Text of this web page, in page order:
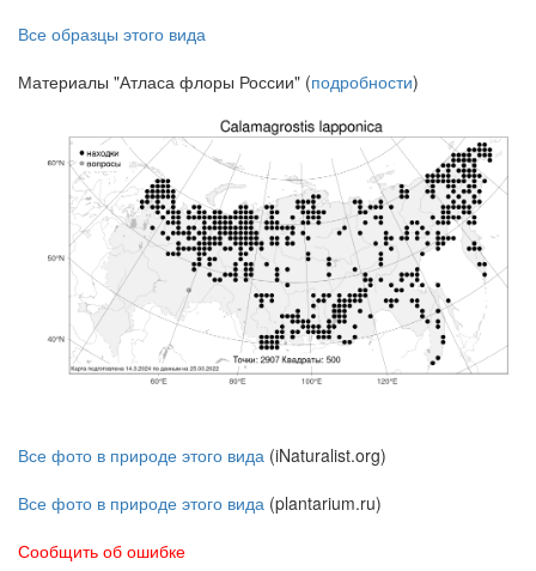
Все образцы этого вида
Материалы "Атласа флоры России" (подробности)
Все фото в природе этого вида (iNaturalist.org)
Все фото в природе этого вида (plantarium.ru)
Сообщить об ошибке